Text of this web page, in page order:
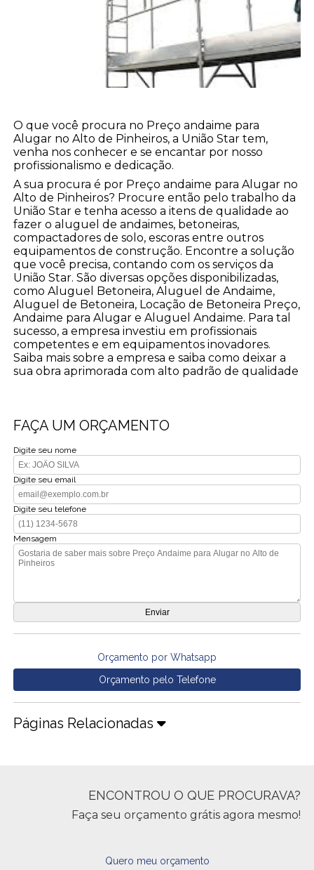
O que você procura no Preço andaime para
Alugar no Alto de Pinheiros, a União Star tem,
venha nos conhecer e se encantar por nosso
profissionalismo e dedicação.
A sua procura é por Preço andaime para Alugar no
Alto de Pinheiros? Procure então pelo trabalho da
União Star e tenha acesso a itens de qualidade ao
fazer o aluguel de andaimes, betoneiras,
compactadores de solo, escoras entre outros
equipamentos de construção. Encontre a solução
que você precisa, contando com os serviços da
União Star. São diversas opções disponibilizadas,
como Aluguel Betoneira, Aluguel de Andaime,
Aluguel de Betoneira, Locação de Betoneira Preço,
Andaime para Alugar e Aluguel Andaime. Para tal
sucesso, a empresa investiu em profissionais
competentes e em equipamentos inovadores.
Saiba mais sobre a empresa e saiba como deixar a
sua obra aprimorada com alto padrão de qualidade
FAÇA UM ORÇAMENTO
Digite seu nome
Digite seu email
Digite seu telefone
Mensagem
Orçamento por Whatsapp
Orçamento pelo Telefone
Páginas Relacionadas
ENCONTROU O QUE PROCURAVA?
Faça seu orçamento grátis agora mesmo!
Quero meu orçamento